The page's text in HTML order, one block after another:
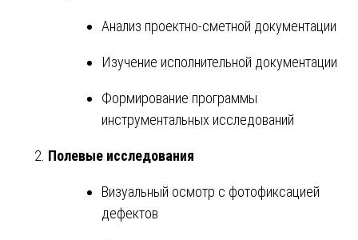
Анализ проектно-сметной документации
Изучение исполнительной документации
Формирование программы
инструментальных исследований
Полевые исследования
Визуальный осмотр с фотофиксацией
дефектов